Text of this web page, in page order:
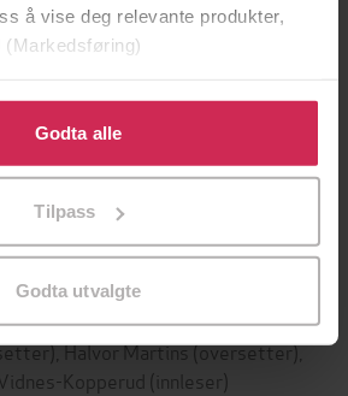
å vise deg relevante produkter,
(Markedsføring)
for å gi oss ditt samtykke til å
disse formålene. Du kan også
til spesifikke formål ved å klikke
Godta alle
Tilpass
Godta utvalgte
399,-
Tom Egeland
(forfatter),Monika Martins
Halvor Martins(oversetter),
Kopperud (innleser)